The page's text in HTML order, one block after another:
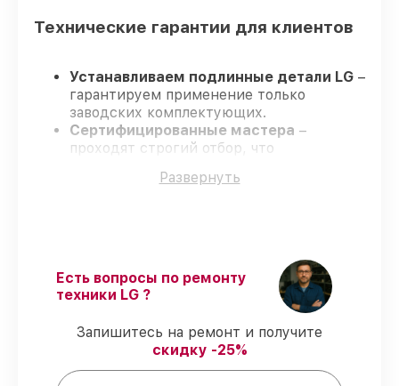
Технические гарантии для клиентов
Устанавливаем подлинные детали LG –
гарантируем применение только
заводских комплектующих.
Сертифицированные мастера –
проходят строгий отбор, что
профессионализма.
Официальная гарантия
– все работы и
запчасти защищены сервисной
Мы гарантируем:
Развернуть
Есть вопросы по ремонту
техники LG ?
Запишитесь на ремонт и получите
скидку -25%